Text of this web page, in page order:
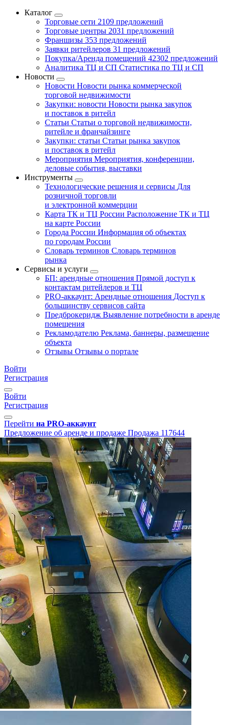
Каталог
Торговые сети 2109 предложений
Торговые центры 2031 предложений
Франшизы 353 предложений
Заявки ритейлеров 31 предложений
Покупка/Аренда помещений 42302 предложений
Аналитика ТЦ и СП Статистика по ТЦ и СП
Новости
Новости Новости рынка коммерческой
торговой недвижимости
Закупки: новости Новости рынка закупок
и поставок в ритейл
Статьи Статьи о торговой недвижимости,
ритейле и франчайзинге
Закупки: статьи Статьи рынка закупок
и поставок в ритейл
Мероприятия Мероприятия, конференции,
деловые события, выставки
Инструменты
Технологические решения и сервисы Для
розничной торговли
и электронной коммерции
Карта ТК и ТЦ России Расположение ТК и ТЦ
на карте России
Города России Информация об объектах
по городам России
Словарь терминов Словарь терминов
рынка
Сервисы и услуги
БП: арендные отношения Прямой доступ к
контактам ритейлеров и ТЦ
PRO-аккаунт: Арендные отношения Доступ к
большинству сервисов сайта
Предброкеридж Выявление потребности в аренде
помещения
Рекламодателю Реклама, баннеры, размещение
объекта
Отзывы Отзывы о портале
Войти
Регистрация
Войти
Регистрация
Перейти на PRO-аккаунт
Предложение об аренде и продаже Продажа 117644